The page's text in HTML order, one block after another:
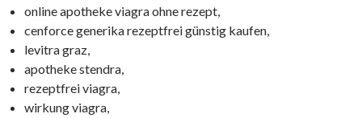
online apotheke viagra ohne rezept,
cenforce generika rezeptfrei günstig kaufen,
levitra graz,
apotheke stendra,
rezeptfrei viagra,
wirkung viagra,